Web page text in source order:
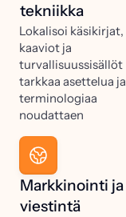
tekniikka
Lokalisoi käsikirjat,
kaaviot ja
turvallisuussisällöt
tarkkaa asettelua ja
terminologiaa
noudattaen
Markkinointi ja
viestintä